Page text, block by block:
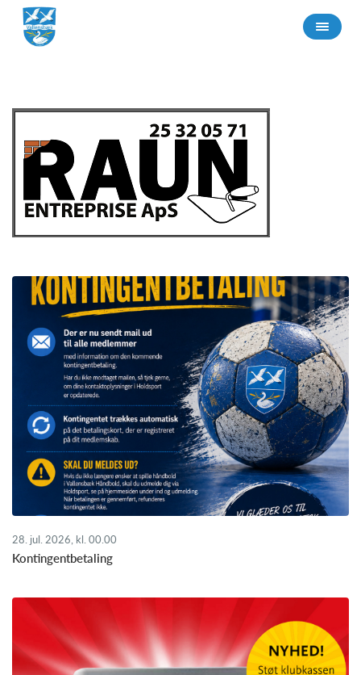
28. jul. 2026, kl. 00.00
Kontingentbetaling